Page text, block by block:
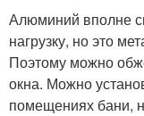
Алюминий вполне
нагрузку, но это
Поэтому можно
окна. Можно
помещениях бани,